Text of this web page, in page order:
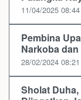
11/04/2025
Pembina
Narkoba
28/02/2024
Sholat Duha,